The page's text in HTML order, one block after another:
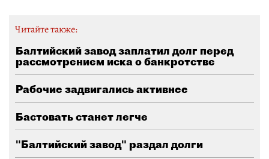
Читайте также:
Балтийский завод заплатил долг перед
рассмотрением иска о банкротстве
Рабочие задвигались активнее
Бастовать станет легче
"Балтийский завод" раздал долги